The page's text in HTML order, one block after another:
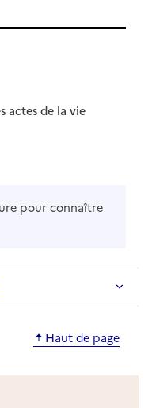
actes de la vie
pour connaître
Haut de page